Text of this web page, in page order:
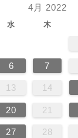
4月 2022
水 木
6 7
13 14
20 21
27 28